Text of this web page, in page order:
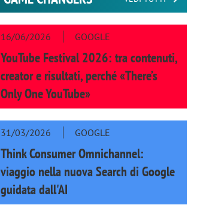
16/06/2026 GOOGLE
YouTube Festival 2026: tra contenuti,
creator e risultati, perché «There’s
Only One YouTube»
31/03/2026 GOOGLE
Think Consumer Omnichannel:
viaggio nella nuova Search di Google
guidata dall'AI